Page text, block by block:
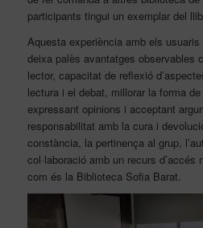
participants tingui un exemplar del
Aquesta experiència amb els
deixa palès avantatges observables
lector, capacitat de reflexió
lectura i el debat, millorar la forma
expressant opinions i acceptant
responsabilitat amb la cura i
constància, la pertinença al grup,
col·laboració amb un recurs
com és la Biblioteca Sofia Barat.